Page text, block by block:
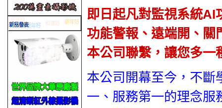
即日起凡對監視系統AI
功能警報、遠端開、關
本公司聯繫，讓您多一
本公司開幕至今，不斷
一、服務第一的理念服